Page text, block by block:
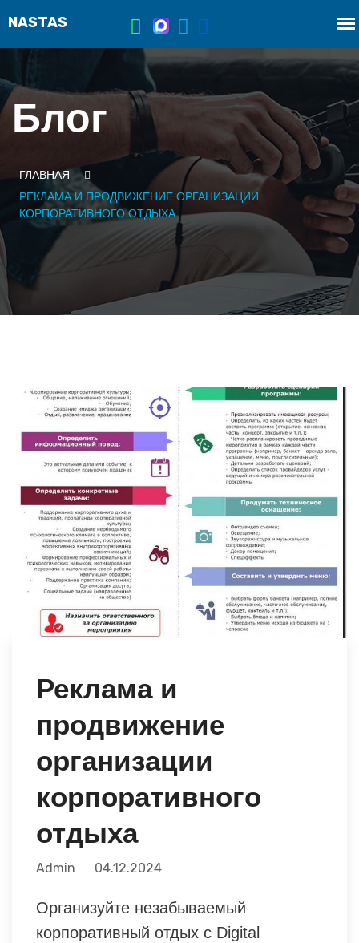
Блог
ГЛАВНАЯ
РЕКЛАМА И ПРОДВИЖЕНИЕ ОРГАНИЗАЦИИ
КОРПОРАТИВНОГО ОТДЫХА
Реклама и
продвижение
организации
корпоративного
отдыха
Admin 04.12.2024
Организуйте незабываемый
корпоративный отдых с Digital